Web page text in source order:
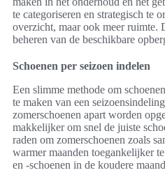
te categoriseren en strategisch te
overzicht, maar ook meer ruimte.
beheren van de beschikbare
Schoenen per seizoen indelen
Een slimme methode om
te maken van een
zomerschoenen apart worden
makkelijker om snel de juiste
raden om zomerschoenen zoals
warmer maanden toegankelijker
en -schoenen in de koudere